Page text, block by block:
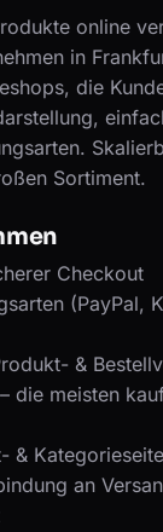
online
in
die
Sortiment.
Checkout
(PayPal,
&
die meisten
&
an